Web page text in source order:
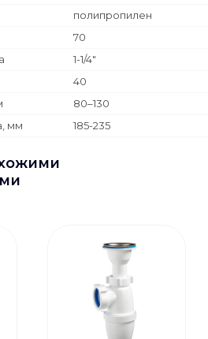
полипропилен
70
1-1/4"
40
80–130
мм
185-235